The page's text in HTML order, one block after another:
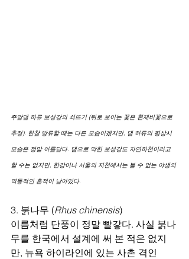
주암댐 하류 보성강의 쇠뜨기 (뒤로 보이는 꽃은 흰제비꽃으로
추정). 한참 방류할 때는 다른 모습이겠지만, 댐 하류의 평상시
모습은 정말 아름답다. 댐으로 막힌 보성강도 자연하천이라고
할 수는 없지만, 한강이나 서울의 지천에서는 볼 수 없는 야생의
역동적인 흔적이 남아있다.
3. 붉나무 (Rhus chinensis)
이름처럼 단풍이 정말 빨갛다. 사실 붉나
무를 한국에서 설계에 써 본 적은 없지
만, 뉴욕 하이라인에 있는 사촌 격인